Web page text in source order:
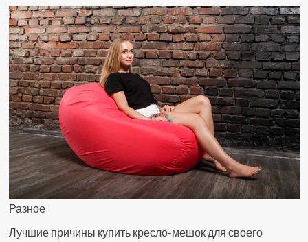
Разное
Лучшие причины купить кресло-мешок для своего